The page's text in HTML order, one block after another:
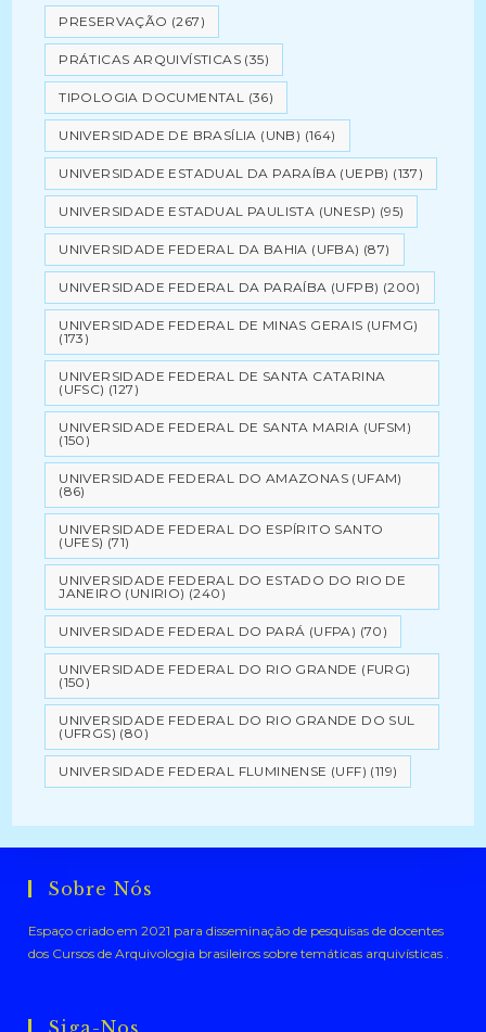
PRESERVAÇÃO (267)
PRÁTICAS ARQUIVÍSTICAS (35)
TIPOLOGIA DOCUMENTAL (36)
UNIVERSIDADE DE BRASÍLIA (UNB) (164)
UNIVERSIDADE ESTADUAL DA PARAÍBA (UEPB) (137)
UNIVERSIDADE ESTADUAL PAULISTA (UNESP) (95)
UNIVERSIDADE FEDERAL DA BAHIA (UFBA) (87)
UNIVERSIDADE FEDERAL DA PARAÍBA (UFPB) (200)
UNIVERSIDADE FEDERAL DE MINAS GERAIS (UFMG)
(173)
UNIVERSIDADE FEDERAL DE SANTA CATARINA
(UFSC) (127)
UNIVERSIDADE FEDERAL DE SANTA MARIA (UFSM)
(150)
UNIVERSIDADE FEDERAL DO AMAZONAS (UFAM)
(86)
UNIVERSIDADE FEDERAL DO ESPÍRITO SANTO
(UFES) (71)
UNIVERSIDADE FEDERAL DO ESTADO DO RIO DE
JANEIRO (UNIRIO) (240)
UNIVERSIDADE FEDERAL DO PARÁ (UFPA) (70)
UNIVERSIDADE FEDERAL DO RIO GRANDE (FURG)
(150)
UNIVERSIDADE FEDERAL DO RIO GRANDE DO SUL
(UFRGS) (80)
UNIVERSIDADE FEDERAL FLUMINENSE (UFF) (119)
Sobre Nós
Espaço criado em 2021 para disseminação de pesquisas de docentes
dos Cursos de Arquivologia brasileiros sobre temáticas arquivísticas .
Siga-Nos